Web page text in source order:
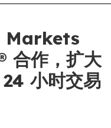
Markets
合作，扩大
小时交易